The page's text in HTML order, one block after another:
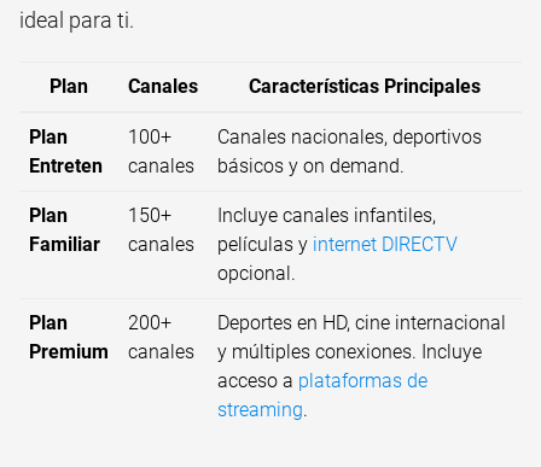
ideal para ti.
Plan Canales Características Principales
Plan
Entreten
100+
canales
Canales nacionales, deportivos
básicos y on demand.
Plan
Familiar
150+
canales
Incluye canales infantiles,
películas y internet DIRECTV
opcional.
Plan
Premium
200+
canales
Deportes en HD, cine internacional
y múltiples conexiones. Incluye
acceso a plataformas de
streaming.